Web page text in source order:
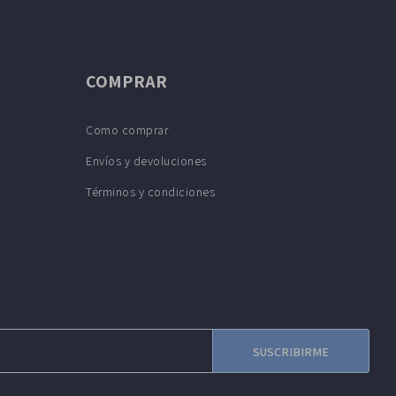
SUSCRIBIRME
COMPRAR
Como comprar
Envíos y devoluciones
Términos y condiciones